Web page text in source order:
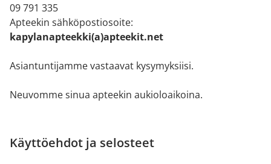
09 791 335
Apteekin sähköpostiosoite:
kapylanapteekki(a)apteekit.net
Asiantuntijamme vastaavat kysymyksiisi.
Neuvomme sinua apteekin aukioloaikoina.
Käyttöehdot ja selosteet